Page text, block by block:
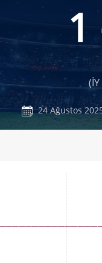
1
24 Ağustos